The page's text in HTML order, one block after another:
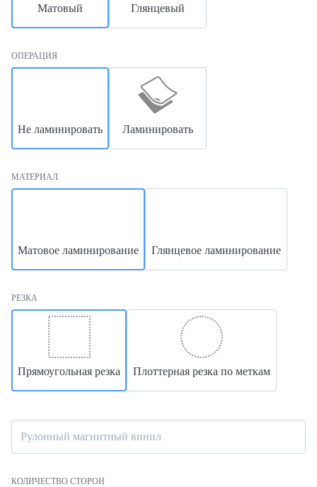
Матовый Глянцевый
ОПЕРАЦИЯ
Не ламинировать Ламинировать
МАТЕРИАЛ
Матовое ламинирование Глянцевое ламинирование
РЕЗКА
Прямоугольная резка Плоттерная резка по меткам
Рулонный магнитный винил
КОЛИЧЕСТВО СТОРОН